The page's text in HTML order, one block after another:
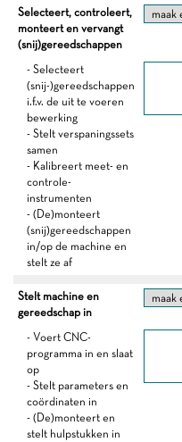
Selecteert, controleert,
monteert en vervangt
(snij)gereedschappen
- Selecteert
(snij-)gereedschappen
i.f.v. de uit te voeren
bewerking
- Stelt verspaningssets
samen
- Kalibreert meet- en
controle-
instrumenten
- (De)monteert
(snij)gereedschappen
in/op de machine en
stelt ze af
Stelt machine en
gereedschap in
- Voert CNC-
programma in en slaat
op
- Stelt parameters en
coördinaten in
- (De)monteert en
stelt hulpstukken in